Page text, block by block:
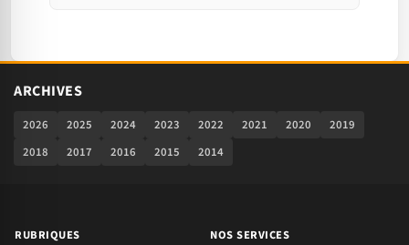
ARCHIVES
2026 2025 2024 2023 2022 2021 2020
2019
2018
2017 2016 2015 2014
RUBRIQUES
NOS SERVICES